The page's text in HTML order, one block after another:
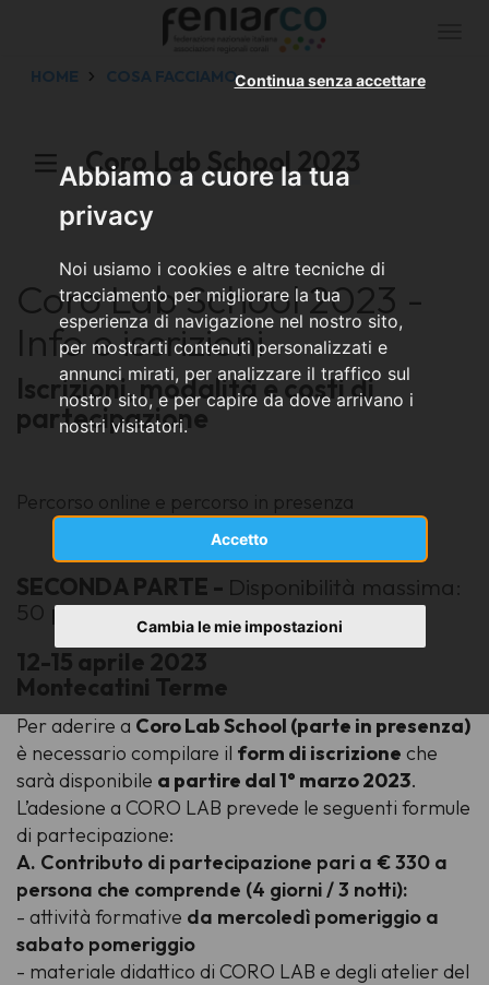
Abbiamo a cuore la tua
privacy
Noi usiamo i cookies e altre tecniche di
tracciamento per migliorare la tua
esperienza di navigazione nel nostro sito,
per mostrarti contenuti personalizzati e
annunci mirati, per analizzare il traffico sul
nostro sito, e per capire da dove arrivano i
nostri visitatori.
Accetto
Continua senza accettare
Cambia le mie impostazioni
HOME COSA FACCIAMO
Coro Lab School 2023
Coro Lab School 2023 -
Info e iscrizioni
Iscrizioni, modalità e costi di
partecipazione
Percorso online e percorso in presenza
SECONDA PARTE - Disponibilità massima:
50 partecipanti
12-15 aprile 2023
Montecatini Terme
Per aderire a Coro Lab School (parte in presenza)
è necessario compilare il form di iscrizione che
sarà disponibile a partire dal 1° marzo 2023.
L’adesione a CORO LAB prevede le seguenti formule
di partecipazione:
A. Contributo di partecipazione pari a € 330 a
persona che comprende (4 giorni / 3 notti):
- attività formative da mercoledì pomeriggio a
sabato pomeriggio
- materiale didattico di CORO LAB e degli atelier del